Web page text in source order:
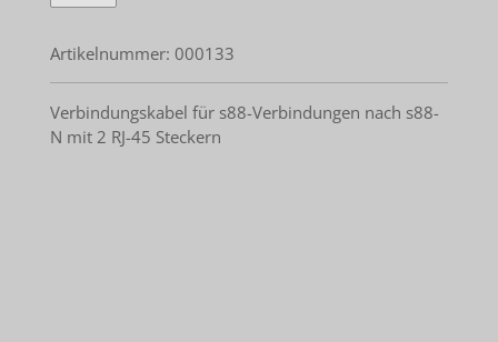
Artikelnummer: 000133
Verbindungskabel für s88-Verbindungen nach s88-
N mit 2 RJ-45 Steckern